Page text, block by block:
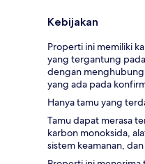
Kebijakan
Properti ini memiliki
yang tergantung
dengan
yang ada pada
Hanya tamu yang
Tamu dapat merasa
karbon monoksida,
sistem keamanan,